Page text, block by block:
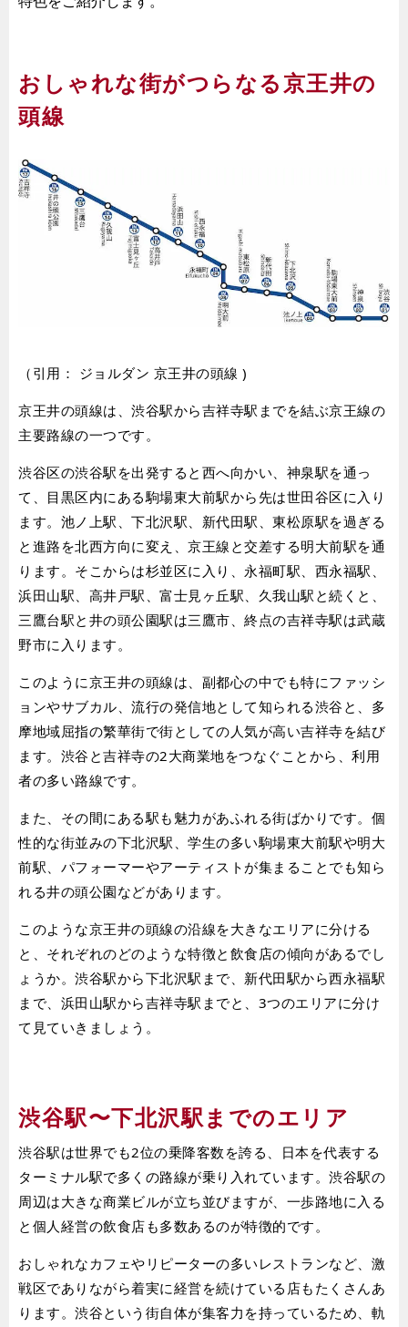
おしゃれな街がつらなる京王井の
頭線
（引用： ジョルダン 京王井の頭線 )
京王井の頭線は、渋谷駅から吉祥寺駅までを結ぶ京王線の
主要路線の一つです。
渋谷区の渋谷駅を出発すると西へ向かい、神泉駅を通っ
て、目黒区内にある駒場東大前駅から先は世田谷区に入り
ます。池ノ上駅、下北沢駅、新代田駅、東松原駅を過ぎる
と進路を北西方向に変え、京王線と交差する明大前駅を通
ります。そこからは杉並区に入り、永福町駅、西永福駅、
浜田山駅、高井戸駅、富士見ヶ丘駅、久我山駅と続くと、
三鷹台駅と井の頭公園駅は三鷹市、終点の吉祥寺駅は武蔵
野市に入ります。
このように京王井の頭線は、副都心の中でも特にファッシ
ョンやサブカル、流行の発信地として知られる渋谷と、多
摩地域屈指の繁華街で街としての人気が高い吉祥寺を結び
ます。渋谷と吉祥寺の2大商業地をつなぐことから、利用
者の多い路線です。
また、その間にある駅も魅力があふれる街ばかりです。個
性的な街並みの下北沢駅、学生の多い駒場東大前駅や明大
前駅、パフォーマーやアーティストが集まることでも知ら
れる井の頭公園などがあります。
このような京王井の頭線の沿線を大きなエリアに分ける
と、それぞれのどのような特徴と飲食店の傾向があるでし
ょうか。渋谷駅から下北沢駅まで、新代田駅から西永福駅
まで、浜田山駅から吉祥寺駅までと、3つのエリアに分け
て見ていきましょう。
渋谷駅〜下北沢駅までのエリア
渋谷駅は世界でも2位の乗降客数を誇る、日本を代表する
ターミナル駅で多くの路線が乗り入れています。渋谷駅の
周辺は大きな商業ビルが立ち並びますが、一歩路地に入る
と個人経営の飲食店も多数あるのが特徴的です。
おしゃれなカフェやリピーターの多いレストランなど、激
戦区でありながら着実に経営を続けている店もたくさんあ
ります。渋谷という街自体が集客力を持っているため、軌